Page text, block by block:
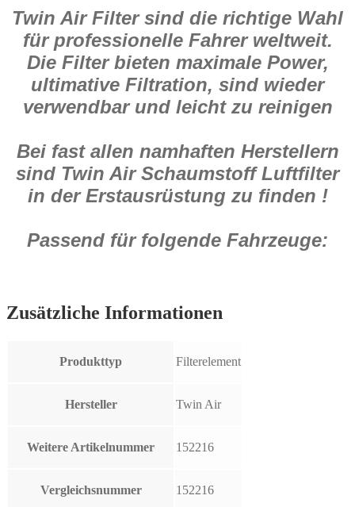
Twin Air Filter sind die richtige Wahl
für professionelle Fahrer weltweit.
Die Filter bieten maximale Power,
ultimative Filtration, sind wieder
verwendbar und leicht zu reinigen
Bei fast allen namhaften Herstellern
sind Twin Air Schaumstoff Luftfilter
in der Erstausrüstung zu finden !
Passend für folgende Fahrzeuge:
Zusätzliche Informationen
Produkttyp Filterelement
Hersteller Twin Air
Weitere Artikelnummer 152216
Vergleichsnummer 152216